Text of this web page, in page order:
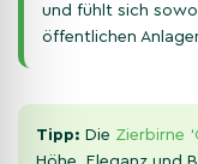
und fühlt sich
öffentlichen
Tipp: Die Zierbirne